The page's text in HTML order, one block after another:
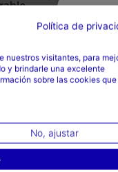
No
de 110
Política de
nuestros visitantes, para
y brindarle una excelente
sobre las cookies que
No, ajustar